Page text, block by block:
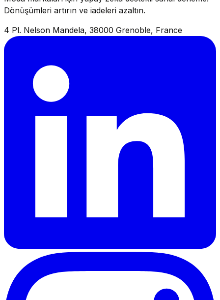
Dönüşümleri artırın ve iadeleri azaltın.
4 Pl. Nelson Mandela, 38000 Grenoble, France